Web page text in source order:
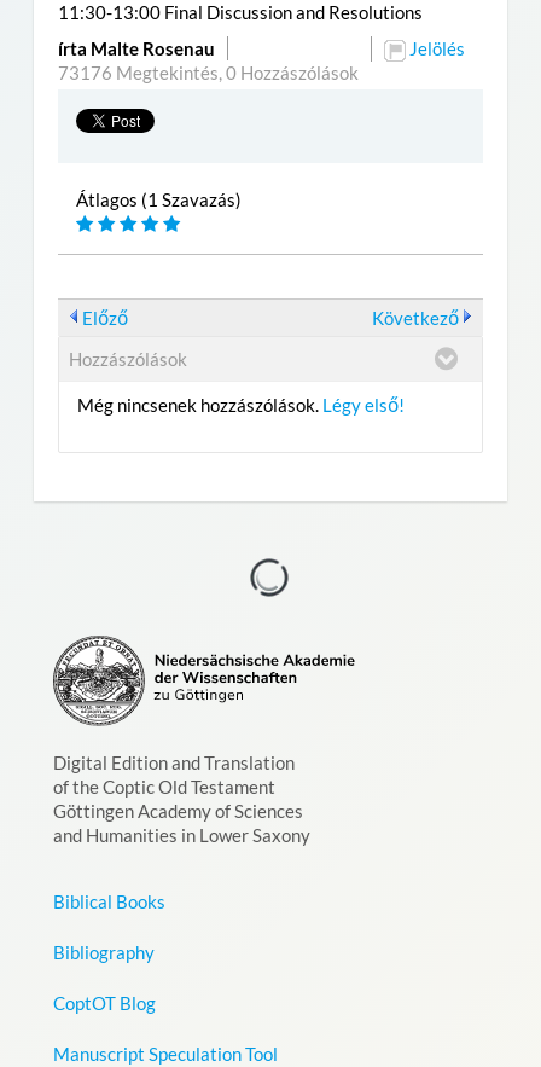
11:30-13:00 Final Discussion and Resolutions
írta Malte Rosenau
73176 Megtekintés,0 Hozzászólások
Jelölés
Átlagos (1 Szavazás)
Előző
Következő
Hozzászólások
Még nincsenek hozzászólások. Légy első!
Digital Edition and Translation
of the Coptic Old Testament
Göttingen Academy of Sciences
and Humanities in Lower Saxony
Biblical Books
Bibliography
CoptOT Blog
Manuscript Speculation Tool